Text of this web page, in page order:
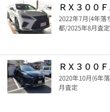
ＲＸ３００
2022年7月(4年
都/2025年8月査定
ＲＸ３００
2020年10月(6年
月査定